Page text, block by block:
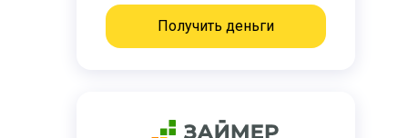
Получить деньги